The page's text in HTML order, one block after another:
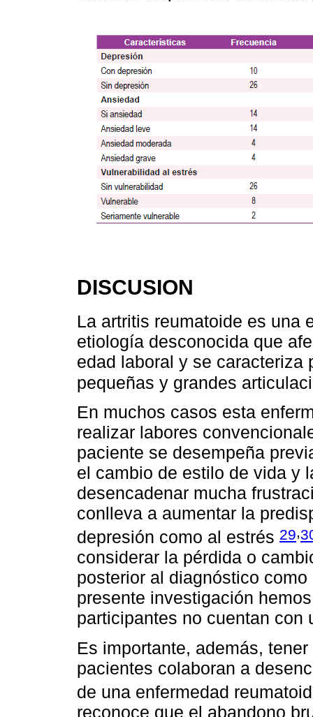
DISCUSION
La artritis reumatoide es una
etiología desconocida que
edad laboral y se caracteriza
pequeñas y grandes
En muchos casos esta
realizar labores
paciente se desempeña
el cambio de estilo de vida y
desencadenar mucha
conlleva a aumentar la
depresión como al estrés 29,
considerar la pérdida o
posterior al diagnóstico
presente investigación
participantes no cuentan con
Es importante, además,
pacientes colaboran a
de una enfermedad
reconoce que el abandono